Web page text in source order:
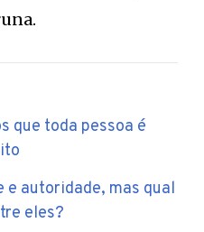
que toda pessoa é
e autoridade, mas qual
eles?